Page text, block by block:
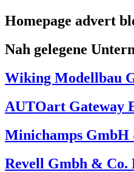
Homepage advert
Nah gelegene
Wiking Modellbau
AUTOart Gateway
Minichamps GmbH
Revell Gmbh & Co.